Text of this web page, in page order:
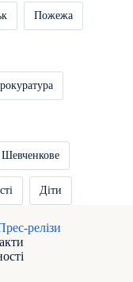
Пожежа
Шевченкове
Діти
релізи